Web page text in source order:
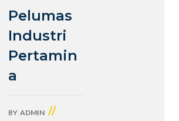
Pelumas
Industri
Pertamin
a
BY ADMIN //